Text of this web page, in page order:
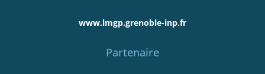
www.lmgp.grenoble-inp.fr
Partenaire